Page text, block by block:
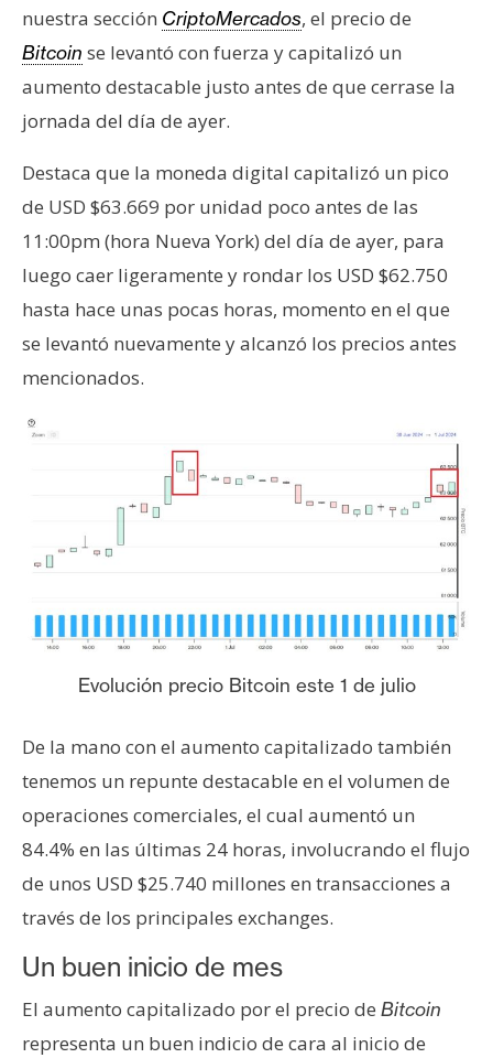
s
d
e
P
e
n
a
e
m
e
r
s
o
C
o
n
a
c
o
y
P
nuestra sección CriptoMercados, el precio de
Bitcoin se levantó con fuerza y capitalizó un
aumento destacable justo antes de que cerrase la
jornada del día de ayer.
Destaca que la moneda digital capitalizó un pico
de USD $63.669 por unidad poco antes de las
11:00pm (hora Nueva York) del día de ayer, para
luego caer ligeramente y rondar los USD $62.750
hasta hace unas pocas horas, momento en el que
se levantó nuevamente y alcanzó los precios antes
mencionados.
Evolución precio Bitcoin este 1 de julio
De la mano con el aumento capitalizado también
tenemos un repunte destacable en el volumen de
operaciones comerciales, el cual aumentó un
84.4% en las últimas 24 horas, involucrando el flujo
de unos USD $25.740 millones en transacciones a
través de los principales exchanges.
Un buen inicio de mes
El aumento capitalizado por el precio de Bitcoin
representa un buen indicio de cara al inicio de